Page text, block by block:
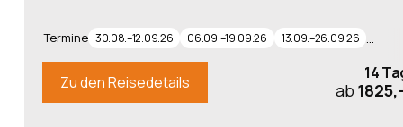
Termine 30.08.–12.09.26 06.09.–19.09.26 13.09.–26.09.26
Zu den Reisedetails 14
ab